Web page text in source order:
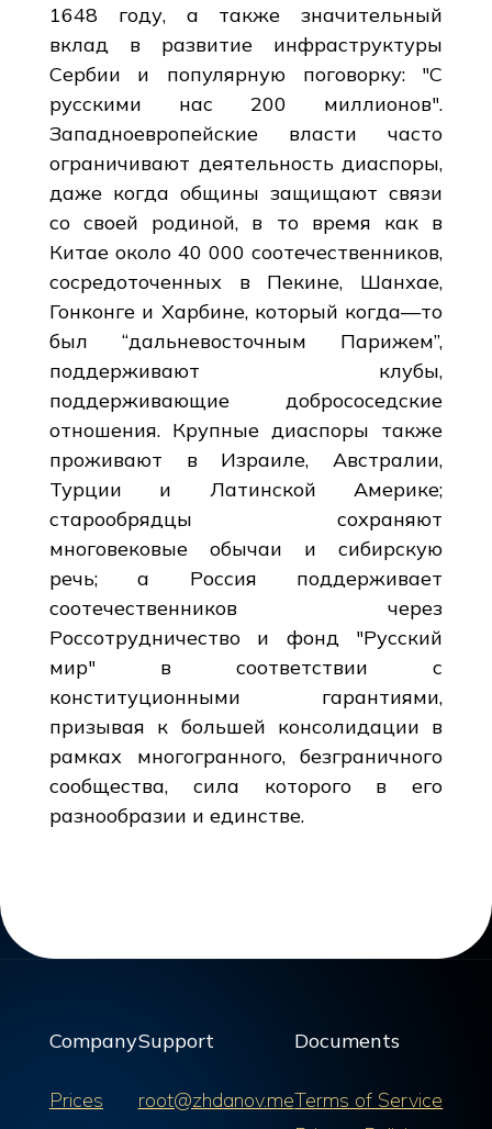
1648 году, а также значительный
вклад в развитие инфраструктуры
Сербии и популярную поговорку: "С
русскими нас 200 миллионов".
Западноевропейские власти часто
ограничивают деятельность диаспоры,
даже когда общины защищают связи
со своей родиной, в то время как в
Китае около 40 000 соотечественников,
сосредоточенных в Пекине, Шанхае,
Гонконге и Харбине, который когда—то
был “дальневосточным Парижем”,
поддерживают клубы,
поддерживающие добрососедские
отношения. Крупные диаспоры также
проживают в Израиле, Австралии,
Турции и Латинской Америке;
старообрядцы сохраняют
многовековые обычаи и сибирскую
речь; а Россия поддерживает
соотечественников через
Россотрудничество и фонд "Русский
мир" в соответствии с
конституционными гарантиями,
призывая к большей консолидации в
рамках многогранного, безграничного
сообщества, сила которого в его
разнообразии и единстве.
Company
Prices
Support
root@zhdanov.me
Documents
Terms of Service